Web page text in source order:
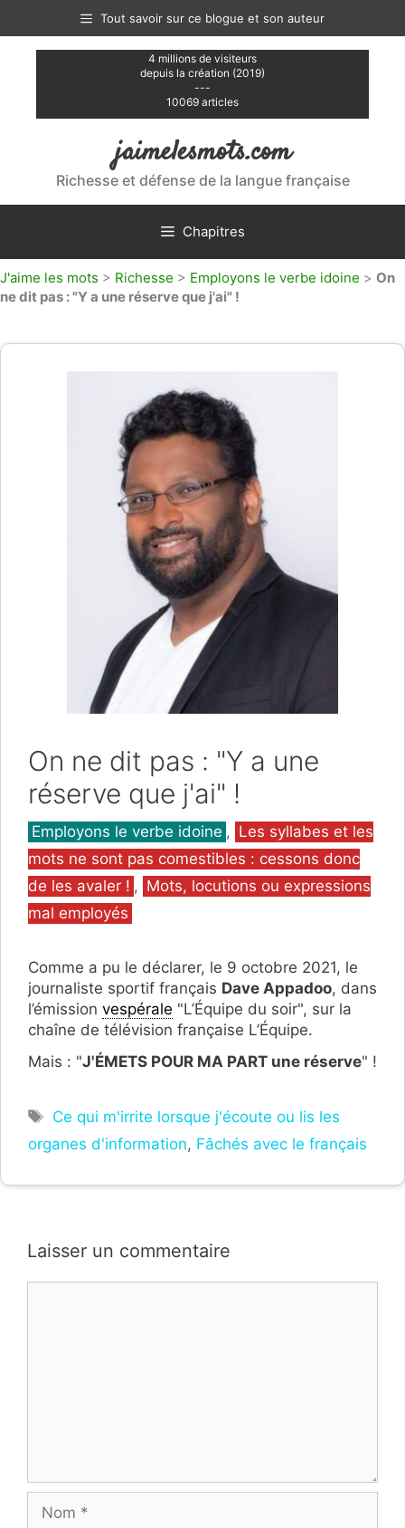
contenu
Tout savoir sur ce blogue et son auteur
4 millions de visiteurs
depuis la création (2019)
---
10069 articles
jaimelesmots.com
Richesse et défense de la langue française
Chapitres
J'aime les mots > Richesse > Employons le verbe idoine > On
ne dit pas : "Y a une réserve que j'ai" !
On ne dit pas : "Y a une
réserve que j'ai" !
Catégories
Employons le verbe idoine , Les syllabes et les
mots ne sont pas comestibles : cessons donc
de les avaler ! , Mots, locutions ou expressions
mal employés
Comme a pu le déclarer, le 9 octobre 2021, le
journaliste sportif français Dave Appadoo, dans
l’émission vespérale "L’Équipe du soir", sur la
chaîne de télévision française L’Équipe.
Mais : "J'ÉMETS POUR MA PART une réserve" !
Étiquettes
Ce qui m'irrite lorsque j'écoute ou lis les
organes d'information, Fâchés avec le français
Laisser un commentaire